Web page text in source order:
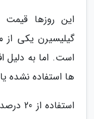
این روزها قیمت
گیلیسیرن یکی
است. اما به دلیل
ها استفاده نشده